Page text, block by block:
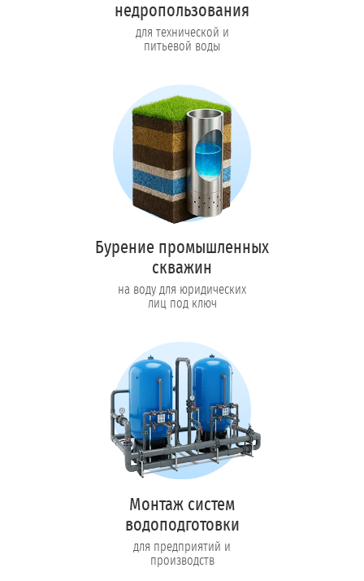
недропользования
для технической и
питьевой воды
Бурение промышленных
скважин
на воду для юридических
лиц под ключ
Монтаж систем
водоподготовки
для предприятий и
производств